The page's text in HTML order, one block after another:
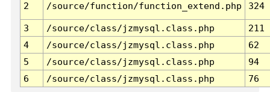
2 /source/function/function_extend.php 324
3 /source/class/jzmysql.class.php
211
4
/source/class/jzmysql.class.php
62
5
/source/class/jzmysql.class.php
94
6
/source/class/jzmysql.class.php 76